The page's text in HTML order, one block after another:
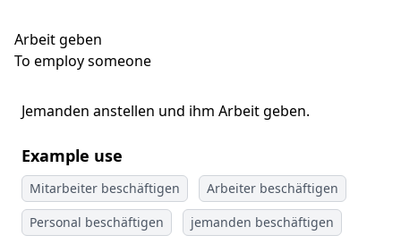
Arbeit geben
To employ someone
Jemanden anstellen und ihm Arbeit geben.
Example use
Mitarbeiter beschäftigen
Arbeiter beschäftigen
Personal beschäftigen
jemanden beschäftigen